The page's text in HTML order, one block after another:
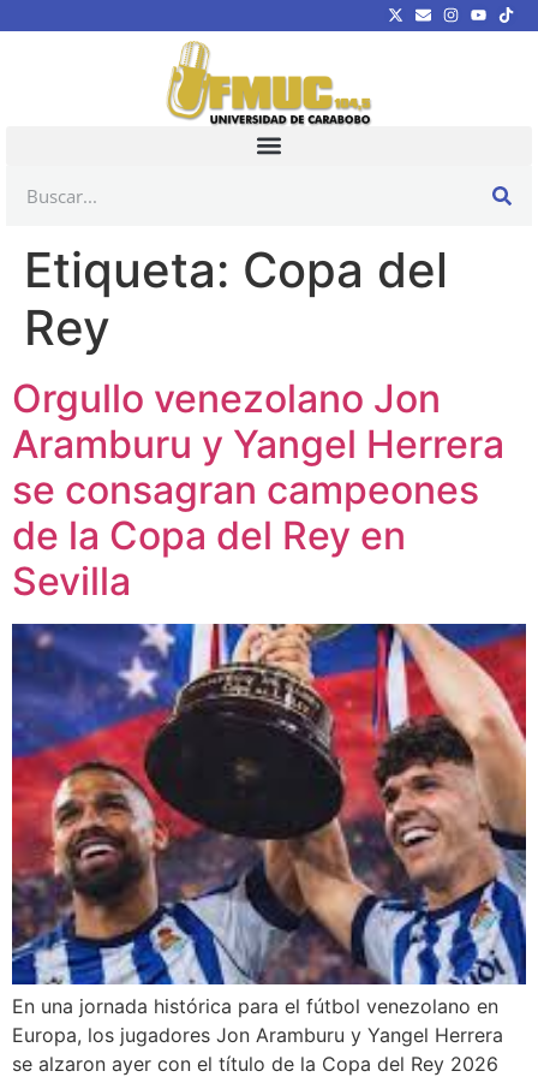
Etiqueta: Copa del
Rey
Orgullo venezolano Jon
Aramburu y Yangel Herrera
se consagran campeones
de la Copa del Rey en
Sevilla
En una jornada histórica para el fútbol venezolano en
Europa, los jugadores Jon Aramburu y Yangel Herrera
se alzaron ayer con el título de la Copa del Rey 2026